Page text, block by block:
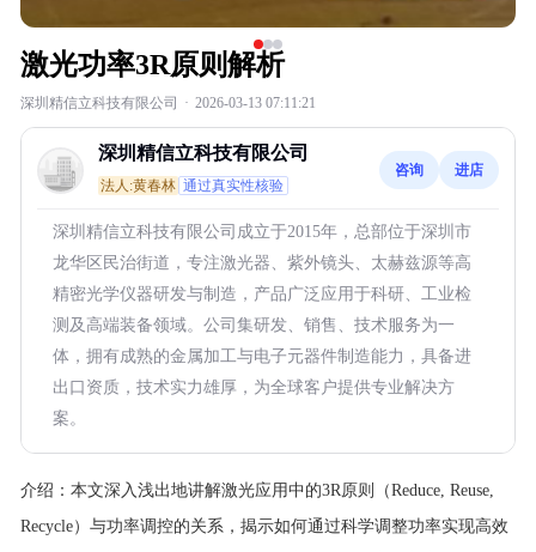
激光功率3R原则解析
深圳精信立科技有限公司 · 2026-03-13 07:11:21
深圳精信立科技有限公司
法人:黄春林 通过真实性核验
咨询 进店
深圳精信立科技有限公司成立于2015年，总部位于深圳市
龙华区民治街道，专注激光器、紫外镜头、太赫兹源等高
精密光学仪器研发与制造，产品广泛应用于科研、工业检
测及高端装备领域。公司集研发、销售、技术服务为一
体，拥有成熟的金属加工与电子元器件制造能力，具备进
出口资质，技术实力雄厚，为全球客户提供专业解决方
案。
介绍： 本文深入浅出地讲解激光应用中的3R原则（Reduce, Reuse,
Recycle）与功率调控的关系，揭示如何通过科学调整功率实现高效